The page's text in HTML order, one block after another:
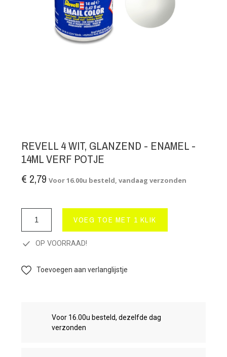
REVELL 4 WIT, GLANZEND - ENAMEL -
14ML VERF POTJE
€ 2,79 Voor 16.00u besteld, vandaag verzonden
VOEG TOE MET 1 KLIK
OP VOORRAAD!
Toevoegen aan verlanglijstje
Voor 16.00u besteld, dezelfde dag
verzonden